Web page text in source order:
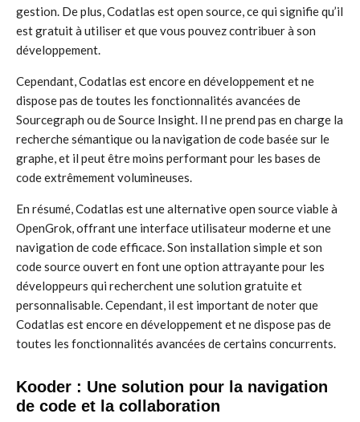
gestion. De plus, Codatlas est open source, ce qui signifie qu’il
est gratuit à utiliser et que vous pouvez contribuer à son
développement.
Cependant, Codatlas est encore en développement et ne
dispose pas de toutes les fonctionnalités avancées de
Sourcegraph ou de Source Insight. Il ne prend pas en charge la
recherche sémantique ou la navigation de code basée sur le
graphe, et il peut être moins performant pour les bases de
code extrêmement volumineuses.
En résumé, Codatlas est une alternative open source viable à
OpenGrok, offrant une interface utilisateur moderne et une
navigation de code efficace. Son installation simple et son
code source ouvert en font une option attrayante pour les
développeurs qui recherchent une solution gratuite et
personnalisable. Cependant, il est important de noter que
Codatlas est encore en développement et ne dispose pas de
toutes les fonctionnalités avancées de certains concurrents.
Kooder : Une solution pour la navigation
de code et la collaboration